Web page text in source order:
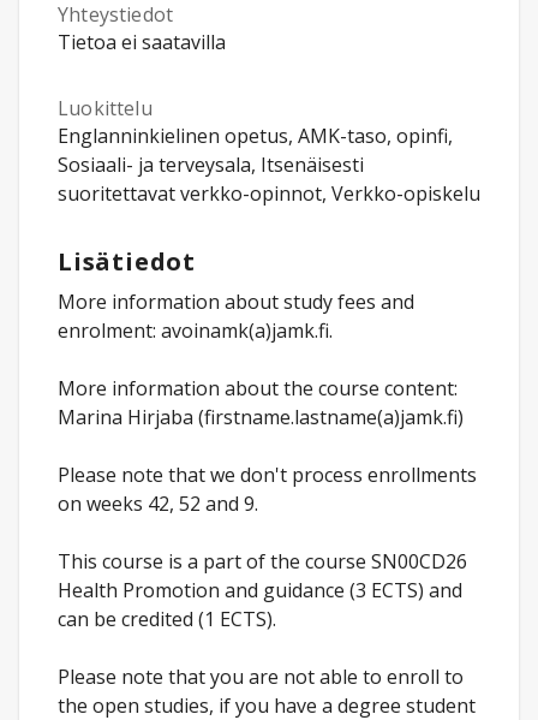
Yhteystiedot
Tietoa ei saatavilla
Luokittelu
Englanninkielinen opetus, AMK-taso, opinfi,
Sosiaali- ja terveysala, Itsenäisesti
suoritettavat verkko-opinnot, Verkko-opiskelu
Lisätiedot
More information about study fees and
enrolment: avoinamk(a)jamk.fi.
More information about the course content:
Marina Hirjaba (firstname.lastname(a)jamk.fi)
Please note that we don't process enrollments
on weeks 42, 52 and 9.
This course is a part of the course SN00CD26
Health Promotion and guidance (3 ECTS) and
can be credited (1 ECTS).
Please note that you are not able to enroll to
the open studies, if you have a degree student